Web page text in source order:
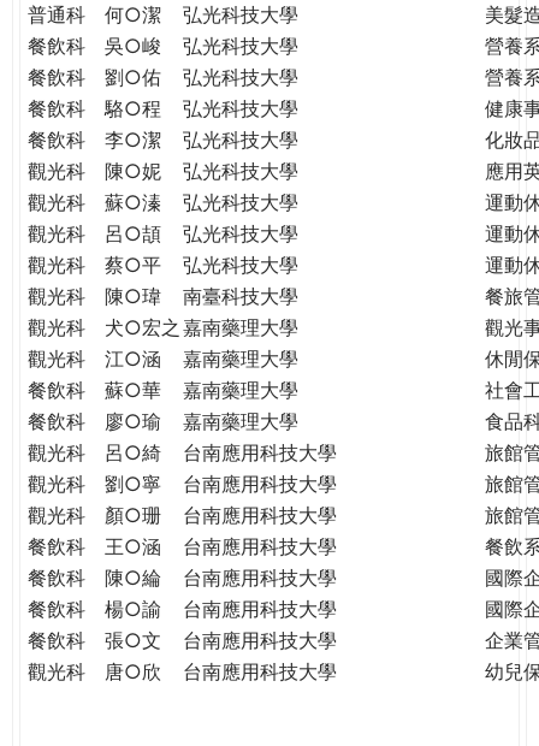
普通科
何○潔 弘光科技大學
美髮
餐飲科
吳○峻 弘光科技大學
營養
餐飲科
劉○佑 弘光科技大學
營養
餐飲科
駱○程 弘光科技大學
健康
餐飲科
李○潔 弘光科技大學
化妝
觀光科
陳○妮 弘光科技大學
應用
觀光科
蘇○溱 弘光科技大學
運動
觀光科
呂○頡 弘光科技大學
運動
觀光科
蔡○平 弘光科技大學
運動
觀光科
陳○瑋 南臺科技大學
餐旅
觀光科
犬○宏之 嘉南藥理大學
觀光
觀光科
江○涵 嘉南藥理大學
休閒
餐飲科
蘇○華 嘉南藥理大學
社會
餐飲科
廖○瑜 嘉南藥理大學
食品
觀光科
呂○綺 台南應用科技大學
旅館
觀光科
劉○寧 台南應用科技大學
旅館
觀光科
顏○珊 台南應用科技大學
旅館
餐飲科
王○涵 台南應用科技大學
餐飲
餐飲科
陳○綸 台南應用科技大學
國際
餐飲科
楊○諭 台南應用科技大學
國際
餐飲科
張○文 台南應用科技大學
企業
觀光科
唐○欣 台南應用科技大學 幼兒